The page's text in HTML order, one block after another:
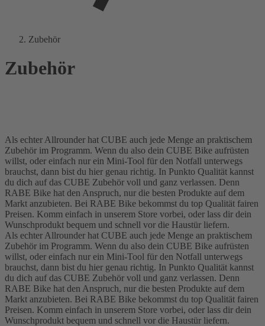
Zubehör
Zubehör
Als echter Allrounder hat CUBE auch jede Menge an praktischem
Zubehör im Programm. Wenn du also dein CUBE Bike aufrüsten
willst, oder einfach nur ein Mini-Tool für den Notfall unterwegs
brauchst, dann bist du hier genau richtig. In Punkto Qualität kannst
du dich auf das CUBE Zubehör voll und ganz verlassen. Denn
RABE Bike hat den Anspruch, nur die besten Produkte auf dem
Markt anzubieten. Bei RABE Bike bekommst du top Qualität fairen
Preisen. Komm einfach in unserem Store vorbei, oder lass dir dein
Wunschprodukt bequem und schnell vor die Haustür liefern.
Als echter Allrounder hat CUBE auch jede Menge an praktischem
Zubehör im Programm. Wenn du also dein CUBE Bike aufrüsten
willst, oder einfach nur ein Mini-Tool für den Notfall unterwegs
brauchst, dann bist du hier genau richtig. In Punkto Qualität kannst
du dich auf das CUBE Zubehör voll und ganz verlassen. Denn
RABE Bike hat den Anspruch, nur die besten Produkte auf dem
Markt anzubieten. Bei RABE Bike bekommst du top Qualität fairen
Preisen. Komm einfach in unserem Store vorbei, oder lass dir dein
Wunschprodukt bequem und schnell vor die Haustür liefern.